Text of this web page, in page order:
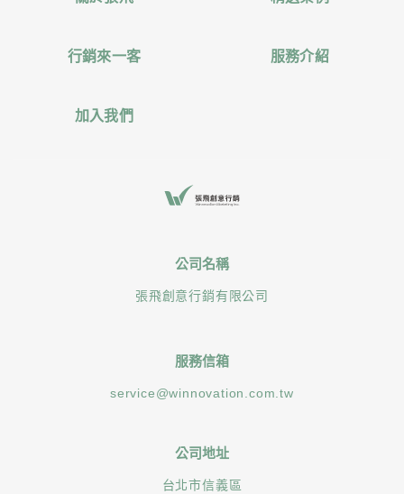
行銷來一客 服務介紹
加入我們
公司名稱
張飛創意行銷有限公司
服務信箱
service@winnovation.com.tw
公司地址
台北市信義區